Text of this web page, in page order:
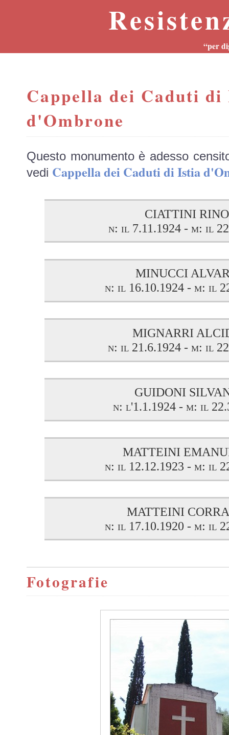
“per
Cappella dei Caduti
d'Ombrone
Questo monumento è adesso
vedi Cappella dei Caduti di Istia
CIATTINI RINO
n: il 7.11.1924 - m: il
MINUCCI
n: il 16.10.1924 - m: il
MIGNARRI
n: il 21.6.1924 - m: il
GUIDONI
n: l'1.1.1924 - m: il
MATTEINI
n: il 12.12.1923 - m: il
MATTEINI
n: il 17.10.1920 - m: il
Fotografie